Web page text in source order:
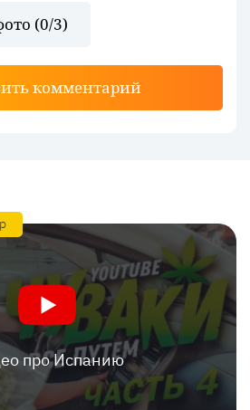
(0/3)
комментарий
про Испанию